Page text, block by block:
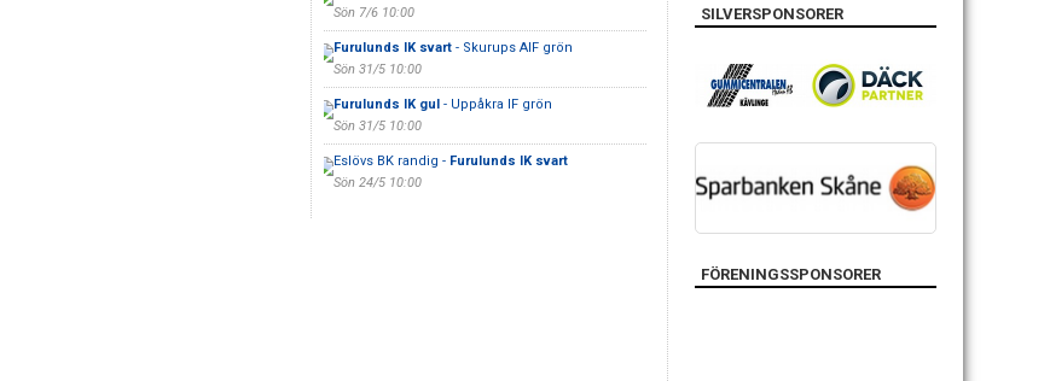
Sön 7/6 10:00
Furulunds IK svart- Skurups AIF grön
Sön 31/5 10:00
Furulunds IK gul- Uppåkra IF grön
Sön 31/5 10:00
Eslövs BK randig - Furulunds IK svart
Sön 24/5 10:00
SILVERSPONSORER
FÖRENINGSSPONSORER